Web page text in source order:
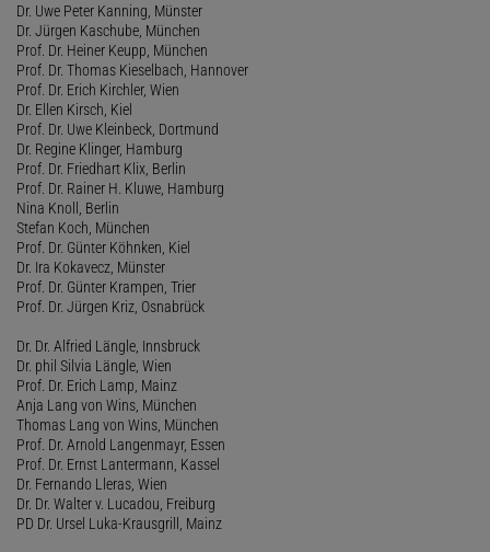
Dr. Uwe Peter Kanning, Münster
Dr. Jürgen Kaschube, München
Prof. Dr. Heiner Keupp, München
Prof. Dr. Thomas Kieselbach, Hannover
Prof. Dr. Erich Kirchler, Wien
Dr. Ellen Kirsch, Kiel
Prof. Dr. Uwe Kleinbeck, Dortmund
Dr. Regine Klinger, Hamburg
Prof. Dr. Friedhart Klix, Berlin
Prof. Dr. Rainer H. Kluwe, Hamburg
Nina Knoll, Berlin
Stefan Koch, München
Prof. Dr. Günter Köhnken, Kiel
Dr. Ira Kokavecz, Münster
Prof. Dr. Günter Krampen, Trier
Prof. Dr. Jürgen Kriz, Osnabrück
Dr. Dr. Alfried Längle, Innsbruck
Dr. phil Silvia Längle, Wien
Prof. Dr. Erich Lamp, Mainz
Anja Lang von Wins, München
Thomas Lang von Wins, München
Prof. Dr. Arnold Langenmayr, Essen
Prof. Dr. Ernst Lantermann, Kassel
Dr. Fernando Lleras, Wien
Dr. Dr. Walter v. Lucadou, Freiburg
PD Dr. Ursel Luka-Krausgrill, Mainz